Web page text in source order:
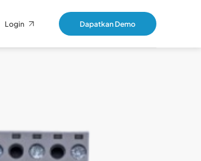
Login Dapatkan Demo